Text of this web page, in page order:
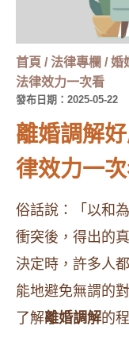
首頁 /法律專欄 /婚
法律效力一次看
發布日期：2025-05-22
離婚調解
律效力一
俗話說：「以和
衝突後，得出的
決定時，許多人
能地避免無謂的
了解離婚調解的